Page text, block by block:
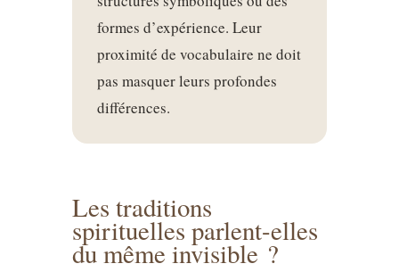
formes d’expérience. Leur
proximité de vocabulaire ne doit
pas masquer leurs profondes
différences.
Les traditions
spirituelles parlent-elles
du même invisible ?